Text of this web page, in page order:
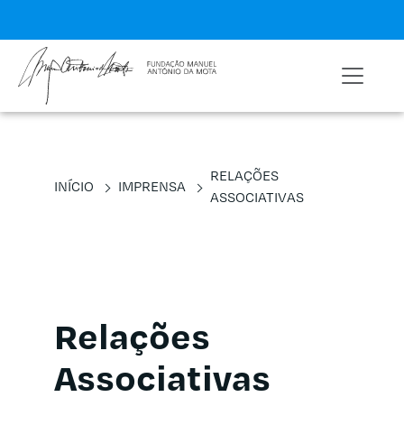
INÍCIO IMPRENSA
RELAÇÕES
ASSOCIATIVAS
Relações
Associativas